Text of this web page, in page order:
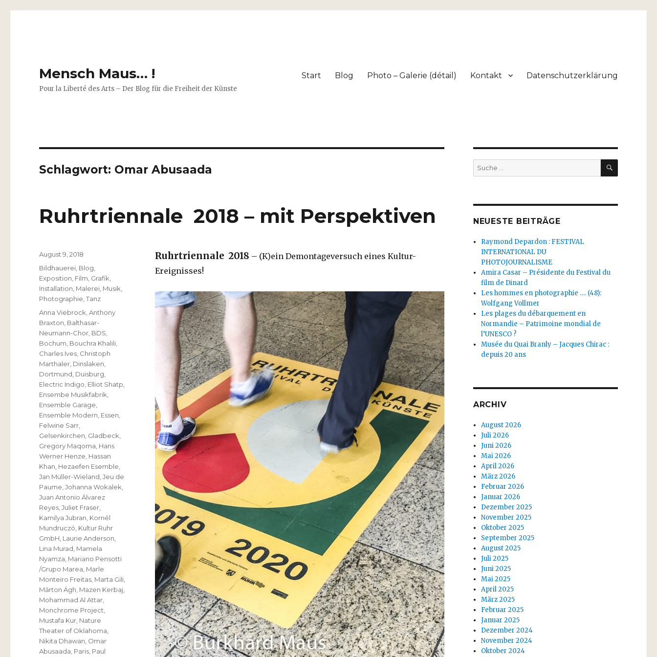
Mensch Maus… !
Pour la Liberté des Arts – Der Blog für die Freiheit der Künste
Start Blog Photo – Galerie (détail) Kontakt Datenschutzerklärung
Schlagwort: Omar Abusaada
Ruhrtriennale 2018 – mit Perspektiven
Ruhrtriennale 2018 – (K)ein Demontageversuch eines Kultur-
Ereignisses!
Veröffentlicht
am
August 9, 2018
Kategorien
Bildhauerei Blog
Exposition Film Grafik
Installation Malerei Musik
Photographie ,Tanz
Schlagwörter
Anna Viebrock ,Anthony
Braxton Balthasar-
Neumann-Chor BDS
Bochum Bouchra Khalili
Charles Ives Christoph
Marthaler Dinslaken
Dortmund Duisburg
Electric Indigo Elliot Shatp
Ensembe Musikfabrik
Ensemble Garage
Ensemble Modern Essen
Felwine Sarr
Gelsenkirchen Gladbeck
Gregory Maqoma Hans
Werner Henze Hassan
Khan Hezaefen Esemble
Jan Müller-Wieland ,Jeu de
Paume ,Johanna Wokalek
Juan Antonio Álvarez
Reyes ,Juliet Fraser
Kamilya Jubran Kornél
Mundruczó Kultur Ruhr
GmbH Laurie Anderson
Lina Murad Mamela
Nyamza Mariano Pensotti
/Grupo Marea Marle
Monteiro Freitas Marta Gili
Márton Ágh Mazen Kerbaj
Mohammad Al Attar
Monchrome Project
Mustafa Kur Nature
Theater of Oklahoma
Nikita Dhawan Omar
Abusaada Paris Paul
Suche
nach:
SUCHEN
NEUESTE BEITRÄGE
Raymond Depardon : FESTIVAL
INTERNATIONAL DU
PHOTOJOURNALISME
Amira Casar – Présidente du Festival du
film de Dinard
Les hommes en photographie …. (48):
Wolfgang Vollmer
Les plages du débarquement en
Normandie – Patrimoine mondial de
l’UNESCO ?
Musée du Quai Branly – Jacques Chirac :
depuis 20 ans
ARCHIV
August 2026
Juli 2026
Juni 2026
Mai 2026
April 2026
März 2026
Februar 2026
Januar 2026
Dezember 2025
November 2025
Oktober 2025
September 2025
August 2025
Juli 2025
Juni 2025
Mai 2025
April 2025
März 2025
Februar 2025
Januar 2025
Dezember 2024
November 2024
Oktober 2024